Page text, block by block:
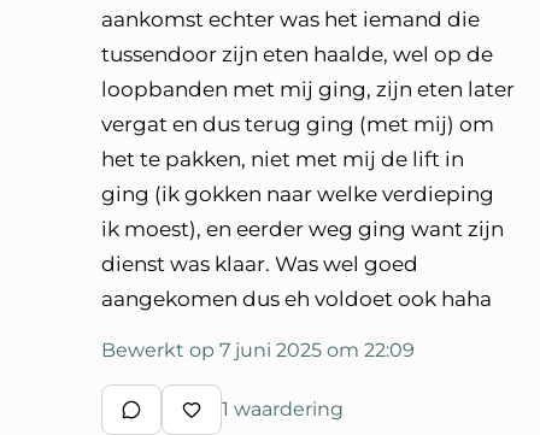
aankomst echter was het iemand die
tussendoor zijn eten haalde, wel op de
loopbanden met mij ging, zijn eten later
vergat en dus terug ging (met mij) om
het te pakken, niet met mij de lift in
ging (ik gokken naar welke verdieping
ik moest), en eerder weg ging want zijn
dienst was klaar. Was wel goed
aangekomen dus eh voldoet ook haha
Bewerkt op 7 juni 2025 om 22:09
Schrijf een reactie
Waardeer reactie
1 waardering